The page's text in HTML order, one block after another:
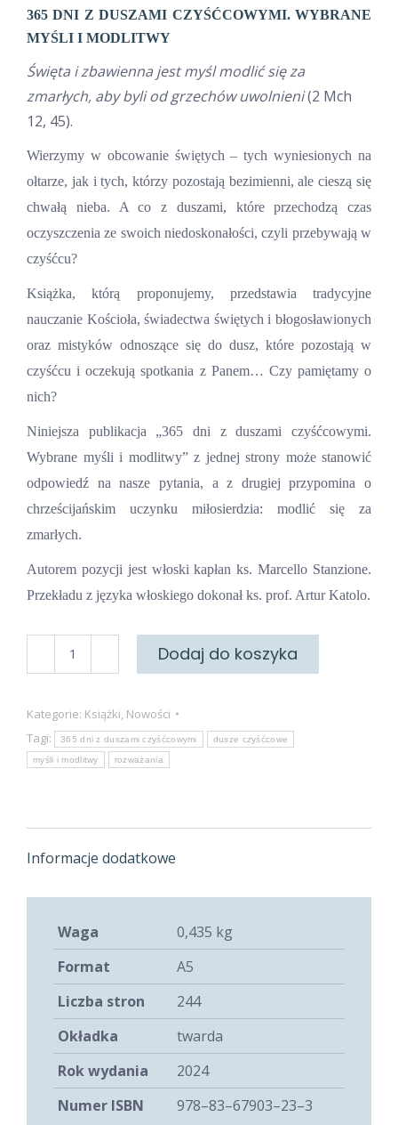
365 DNI Z DUSZAMI CZYŚĆCOWYMI. WYBRANE
MYŚLI I MODLITWY
Święta i zbawienna jest myśl modlić się za
zmarłych, aby byli od grzechów uwolnieni(2 Mch
12, 45).
Wierzymy w obcowanie świętych – tych wyniesionych na
ołtarze, jak i tych, którzy pozostają bezimienni, ale cieszą się
chwałą nieba. A co z duszami, które przechodzą czas
oczyszczenia ze swoich niedoskonałości, czyli przebywają w
czyśćcu?
Książka, którą proponujemy, przedstawia tradycyjne
nauczanie Kościoła, świadectwa świętych i błogosławionych
oraz mistyków odnoszące się do dusz, które pozostają w
czyśćcu i oczekują spotkania z Panem… Czy pamiętamy o
nich?
Niniejsza publikacja „365 dni z duszami czyśćcowymi.
Wybrane myśli i modlitwy” z jednej strony może stanowić
odpowiedź na nasze pytania, a z drugiej przypomina o
chrześcijańskim uczynku miłosierdzia: modlić się za
zmarłych.
Autorem pozycji jest włoski kapłan ks. Marcello Stanzione.
Przekładu z języka włoskiego dokonał ks. prof. Artur Katolo.
365
z
duszami
czyśćcowymi
Dodaj do koszyka
Kategorie: Książki, Nowości
Tagi:
365 dni z duszami czyśćcowymi dusze czyśćcowe
myśli i modlitwy rozważania
Informacje dodatkowe
Waga
0,435 kg
Format
A5
Liczba stron
244
Okładka
twarda
Rok wydania
2024
Numer ISBN
978–83–67903–23–3